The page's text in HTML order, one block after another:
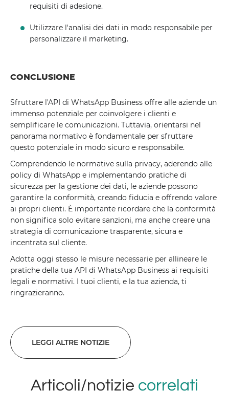
requisiti di adesione.
Utilizzare l'analisi dei dati in modo responsabile per
personalizzare il marketing.
CONCLUSIONE
Sfruttare l'API di WhatsApp Business offre alle aziende un
immenso potenziale per coinvolgere i clienti e
semplificare le comunicazioni. Tuttavia, orientarsi nel
panorama normativo è fondamentale per sfruttare
questo potenziale in modo sicuro e responsabile.
Comprendendo le normative sulla privacy, aderendo alle
policy di WhatsApp e implementando pratiche di
sicurezza per la gestione dei dati, le aziende possono
garantire la conformità, creando fiducia e offrendo valore
ai propri clienti. È importante ricordare che la conformità
non significa solo evitare sanzioni, ma anche creare una
strategia di comunicazione trasparente, sicura e
incentrata sul cliente.
Adotta oggi stesso le misure necessarie per allineare le
pratiche della tua API di WhatsApp Business ai requisiti
legali e normativi. I tuoi clienti, e la tua azienda, ti
ringrazieranno.
LEGGI ALTRE NOTIZIE
Articoli/notizie correlati